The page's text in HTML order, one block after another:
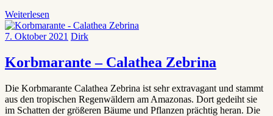
Weiterlesen
7. Oktober 2021 Dirk
Korbmarante – Calathea Zebrina
Die Korbmarante Calathea Zebrina ist sehr extravagant und stammt
aus den tropischen Regenwäldern am Amazonas. Dort gedeiht sie
im Schatten der größeren Bäume und Pflanzen prächtig heran. Die